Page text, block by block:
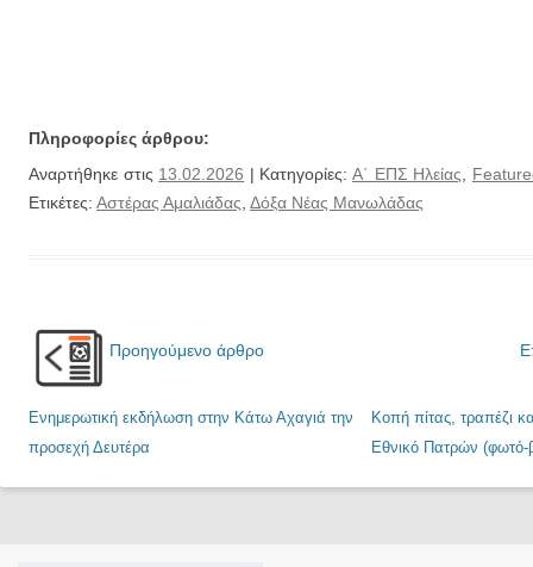
Πληροφορίες άρθρου:
Αναρτήθηκε στις 13.02.2026 | Κατηγορίες:Α΄ ΕΠΣ Ηλείας,
Ετικέτες: Αστέρας Αμαλιάδας, Δόξα Νέας Μανωλάδας
Προηγούμενο άρθρο
Ενημερωτική εκδήλωση στην Κάτω Αχαγιά την
προσεχή Δευτέρα
Κοπή πίτας, τραπέζι
Εθνικό Πατρών (φωτό-